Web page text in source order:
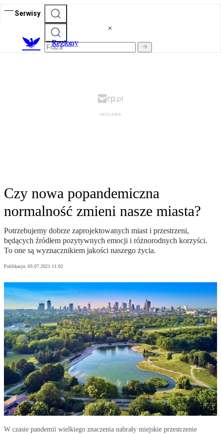
Serwisy
Regiony
Czy nowa popandemiczna
normalność zmieni nasze miasta?
Potrzebujemy dobrze zaprojektowanych miast i przestrzeni,
będących źródłem pozytywnych emocji i różnorodnych korzyści.
To one są wyznacznikiem jakości naszego życia.
Publikacja: 03.07.2021 11:02
W czasie pandemii wielkiego znaczenia nabrały miejskie przestrzenie